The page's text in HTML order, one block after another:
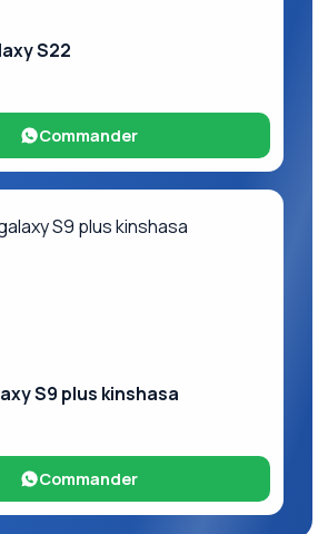
S22
Commander
S9 plus kinshasa
Commander